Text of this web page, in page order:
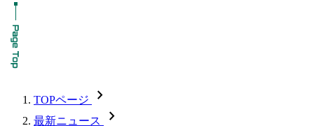
TOPページ chevron_forward
最新ニュース chevron_forward